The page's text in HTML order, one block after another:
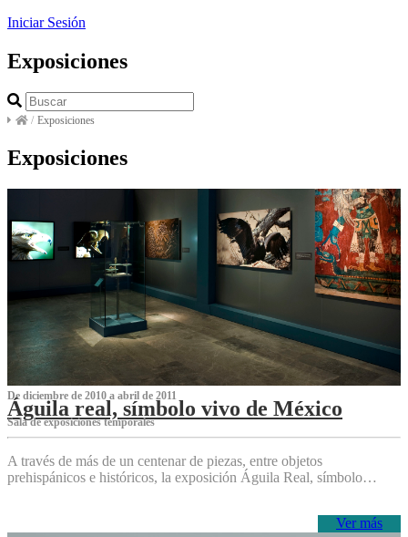
Iniciar Sesión
Exposiciones
/ Exposiciones
Exposiciones
De diciembre de 2010 a abril de 2011
Águila real, símbolo vivo de México
Sala de exposiciones temporales
A través de más de un centenar de piezas, entre objetos
prehispánicos e históricos, la exposición Águila Real, símbolo…
Ver más